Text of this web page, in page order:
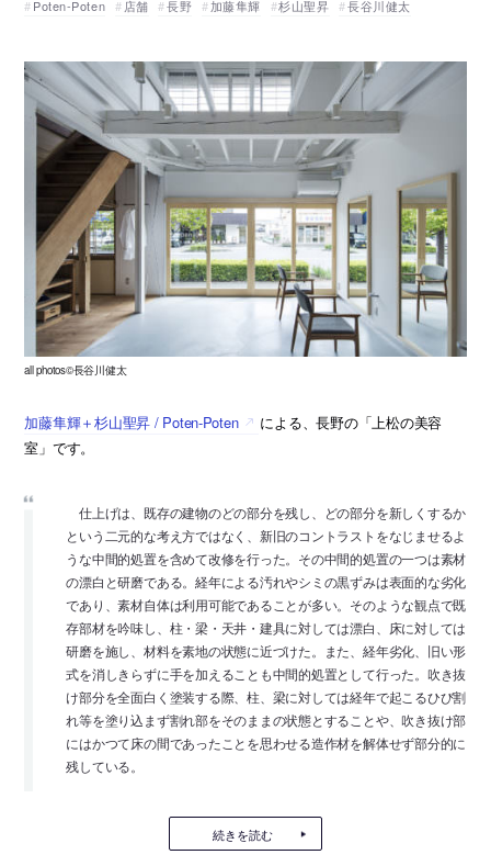
Poten-Poten 店舗 長野 加藤隼輝 杉山聖昇 長谷川健太
all photos©長谷川健太
加藤隼輝＋杉山聖昇 / Poten-Poten
による、長野の「上松の美容
室」です。
仕上げは、既存の建物のどの部分を残し、どの部分を新しくするか
という二元的な考え方ではなく、新旧のコントラストをなじませるよ
うな中間的処置を含めて改修を行った。その中間的処置の一つは素材
の漂白と研磨である。経年による汚れやシミの黒ずみは表面的な劣化
であり、素材自体は利用可能であることが多い。そのような観点で既
存部材を吟味し、柱・梁・天井・建具に対しては漂白、床に対しては
研磨を施し、材料を素地の状態に近づけた。また、経年劣化、旧い形
式を消しきらずに手を加えることも中間的処置として行った。吹き抜
け部分を全面白く塗装する際、柱、梁に対しては経年で起こるひび割
れ等を塗り込まず割れ部をそのままの状態とすることや、吹き抜け部
にはかつて床の間であったことを思わせる造作材を解体せず部分的に
残している。
続きを読む